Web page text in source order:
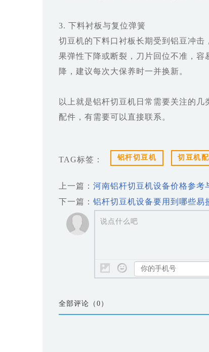
3. 下料衬板与复位弹簧
切豆机的下料口衬板长期受到铝豆冲
果弹性下降或断裂，刀片回位不准，
降，建议每次大保养时一并换新。
以上就是铝杆切豆机日常需要关注的
配件，有需要可以直接联系。
TAG标签： 铝杆切豆机 切豆机
上一篇： 河南铝杆切豆机设备价格参考
下一篇： 铝杆切豆机设备要用到哪些易
说点什么吧
全部评论（ 0 ）